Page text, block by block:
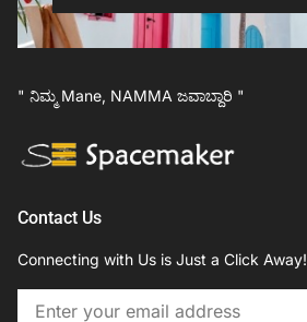
" ನಿಮ್ಮ Mane, NAMMA ಜವಾಬ್ದಾರಿ "
Contact Us
Connecting with Us is Just a Click Away!
Email